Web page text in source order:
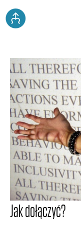
Jak dołączyć?